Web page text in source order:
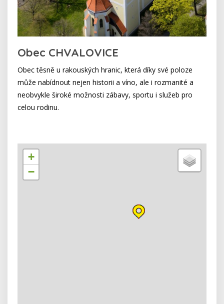
Obec CHVALOVICE
Obec těsně u rakouských hranic, která díky své poloze
může nabídnout nejen historii a víno, ale i rozmanité a
neobvykle široké možnosti zábavy, sportu i služeb pro
celou rodinu.
+
−